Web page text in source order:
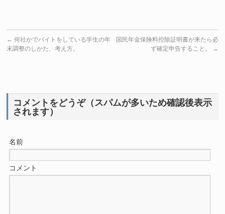
← 何社かでバイトをしている学生の年
末調整のしかた、考え方。
国民年金保険料控除証明書が来たら必
ず確定申告すること。
→
コメントをどうぞ（スパムが多いため確認後表示
されます）
名前
コメント